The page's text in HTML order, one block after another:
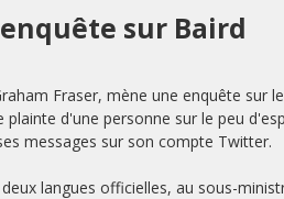
sur Baird
Fraser, mène une enquête sur
d'une personne sur le peu
messages sur son compte Twitter.
langues officielles, au sous-